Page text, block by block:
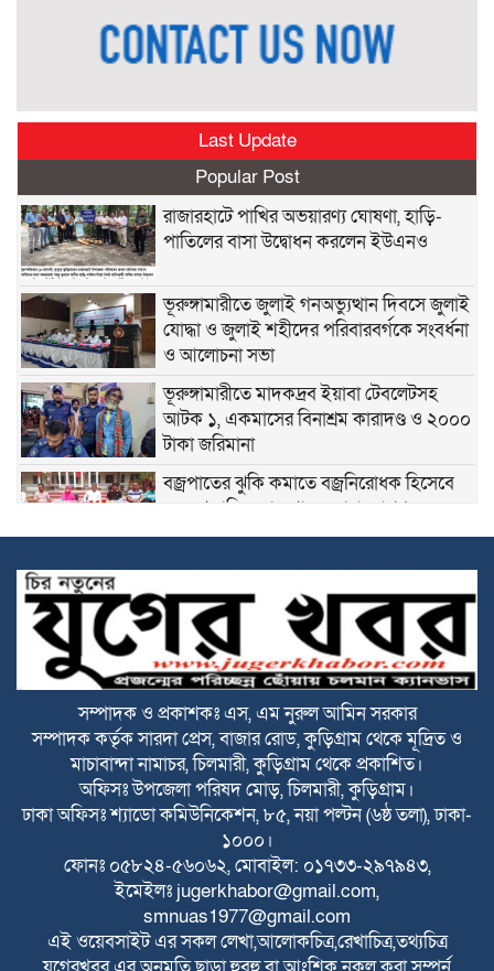
Last Update
Popular Post
রাজারহাটে পাখির অভয়ারণ্য ঘোষণা, হাড়ি-
পাতিলের বাসা উদ্বোধন করলেন ইউএনও
ভূরুঙ্গামারীতে জুলাই গনঅভ্যুত্থান দিবসে জুলাই
যোদ্ধা ও জুলাই শহীদের পরিবারবর্গকে সংবর্ধনা
ও আলোচনা সভা
ভূরুঙ্গামারীতে মাদকদ্রব ইয়াবা টেবলেটসহ
আটক ১, একমাসের বিনাশ্রম কারাদণ্ড ও ২০০০
টাকা জরিমানা
বজ্রপাতের ঝুকি কমাতে বজ্রনিরোধক হিসেবে
দেড় শতাধিক তাল গাছের চারা রোপণ
২০ আগস্ট রাষ্ট্রপতি নির্বাচন
ফ্যাসিবাদবিরোধী আন্দোলনে হত্যাকাণ্ডের বিচার
হবে স্বচ্ছ ও নিরপেক্ষ: প্রধানমন্ত্রী
রাজারহাটে শহীদ রাজিবের কবরে শুদ্ধা নিবেদন
করলেন উপজেলা প্রশাসন
বাঁশঝাড় থেকে বিপুল পরিমাণ ভারতীয় প্যান্টের
কাপড়,প্যান্টপিস ও ৬০ কেজি জিরা জব্দ
বাংলাদেশে বিনিয়োগ এবং আরও দক্ষ কর্মী
নিতে আগ্রহী সৌদি আরব : পররাষ্ট্র প্রতিমন্ত্রী
সম্পাদক ও প্রকাশকঃ এস, এম নুরুল আমিন সরকার
সম্পাদক কর্তৃক সারদা প্রেস, বাজার রোড, কুড়িগ্রাম থেকে মূদ্রিত ও
মাচাবান্দা নামাচর, চিলমারী, কুড়িগ্রাম থেকে প্রকাশিত।
অফিসঃ উপজেলা পরিষদ মোড়, চিলমারী, কুড়িগ্রাম।
ঢাকা অফিসঃ শ্যাডো কমিউনিকেশন, ৮৫, নয়া পল্টন (৬ষ্ঠ তলা), ঢাকা-
১০০০।
ফোনঃ ০৫৮২৪-৫৬০৬২, মোবাইল: ০১৭৩৩-২৯৭৯৪৩,
ইমেইলঃ jugerkhabor@gmail.com,
smnuas1977@gmail.com
এই ওয়েবসাইট এর সকল লেখা,আলোকচিত্র,রেখাচিত্র,তথ্যচিত্র